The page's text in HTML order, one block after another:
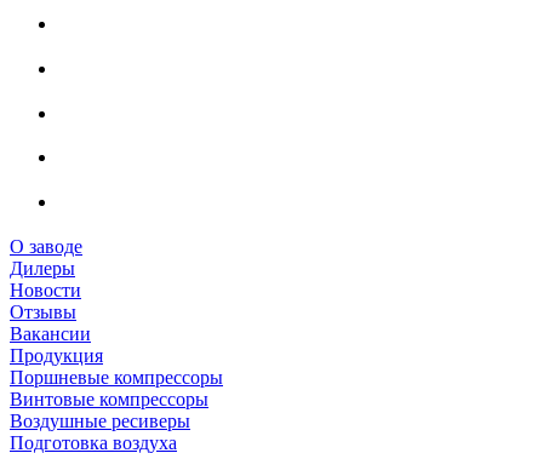
О заводе
Дилеры
Новости
Отзывы
Вакансии
Продукция
Поршневые компрессоры
Винтовые компрессоры
Воздушные ресиверы
Подготовка воздуха